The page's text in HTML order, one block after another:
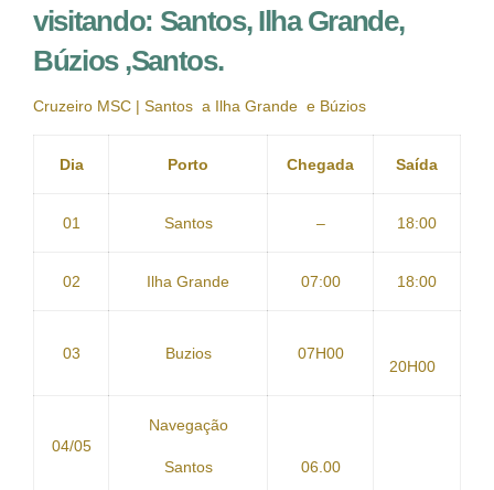
visitando: Santos, Ilha Grande,
Búzios ,Santos.
Cruzeiro MSC | Santos a Ilha Grande e Búzios
Dia Porto Chegada Saída
01 Santos – 18:00
02 Ilha Grande 07:00 18:00
03 Buzios 07H00
20H00
04/05
Navegação
Santos 06.00